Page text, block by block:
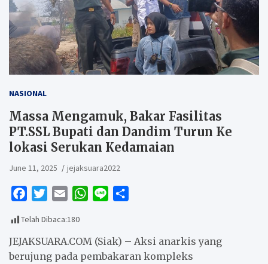
NASIONAL
Massa Mengamuk, Bakar Fasilitas
PT.SSL Bupati dan Dandim Turun Ke
lokasi Serukan Kedamaian
June 11, 2025 jejaksuara2022
c
e
b
i
t
t
a
i
l
W
t
s
e
r
e
Telah Dibaca:180
JEJAKSUARA.COM (Siak) – Aksi anarkis yang
berujung pada pembakaran kompleks